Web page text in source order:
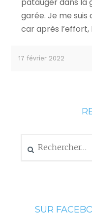
patauger dans la
garée. Je me suis
car après
17 février 2022
SUR